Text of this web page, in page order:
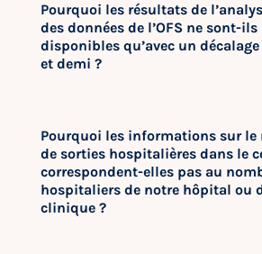
Pourquoi les résultats de
des données de l’OFS ne sont-ils
disponibles qu’avec un décalage
et demi ?
Pourquoi les informations sur le
de sorties hospitalières dans le
correspondent-elles pas au
hospitaliers de notre hôpital ou
clinique ?